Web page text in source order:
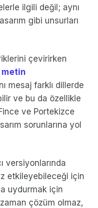
ilgili değil; aynı
gibi unsurları
çevirirken
metin
mesaj farklı dillerde
ve bu da özellikle
ve Portekizce
sorunlarına yol
versiyonlarında
etkileyebileceği için
uydurmak için
çözüm olmaz,